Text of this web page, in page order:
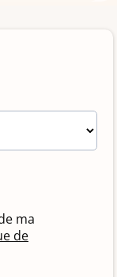
ma
de